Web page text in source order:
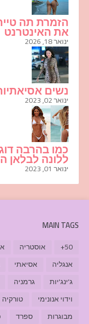
הזמרת תה
את האינטרנט
ינואר 18, 2026
נשים
ינואר 02, 2023
כמו בהרבה
ללונה לבלאן
ינואר 01, 2023
MAIN TAGS
50+ אוסטריה
אנגליה
אסיאתי
ג'ינג'יות
גרמניה
וידוי אנונימי
טורקיה
מבוגרות
ספרד